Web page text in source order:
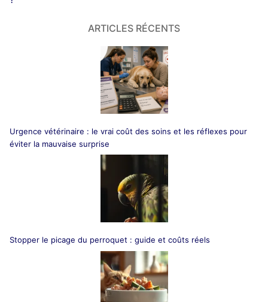
ARTICLES RÉCENTS
Urgence vétérinaire : le vrai coût des soins et les réflexes pour
éviter la mauvaise surprise
Stopper le picage du perroquet : guide et coûts réels